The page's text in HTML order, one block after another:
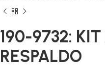
190-9732:
RESPALDO